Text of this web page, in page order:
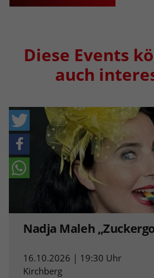
Diese Events
auch
Nadja Maleh
16.10.2026 | 19:30 Uhr
Kirchberg